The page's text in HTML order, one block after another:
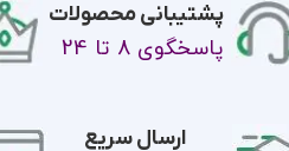
پشتیبانی محصولات
پاسخگوی 8 تا 24
ارسال سریع